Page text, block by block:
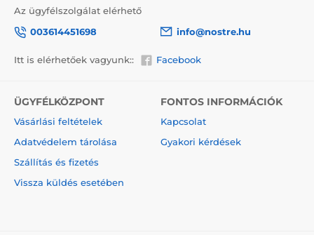
felülete sima, tiszta, zsír- és pormentes. A legjobb
eredmény érdekében ajánlott az alapozás. A nagy
tapadóerejű és rugalmas tapéták könnyen kezelhetők,
egyszerű. Ha szükséges, használja a mellékelt
Útmutató letöltése
Biztonságos csomagolás
A tapéta nyomtatás után feltekerve, papírszalagokkal
rögzítve, védőfóliába csomagolva, majd egy erős
szállítás során.
Az ügyfélszolgálat elérhető
003614451698
info@nostre.hu
Itt is elérhetőek vagyunk:: Facebook
ÜGYFÉLKÖZPONT
Vásárlási feltételek
Adatvédelem tárolása
Szállítás és fizetés
Vissza küldés esetében
FONTOS INFORMÁCIÓK
Kapcsolat
Gyakori kérdések